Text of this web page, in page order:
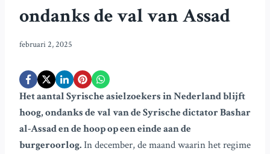
ondanks de val van Assad
februari 2, 2025
Het aantal Syrische asielzoekers in Nederland blijft
hoog, ondanks de val van de Syrische dictator Bashar
al-Assad en de hoop op een einde aan de
burgeroorlog.In december, de maand waarin het regime